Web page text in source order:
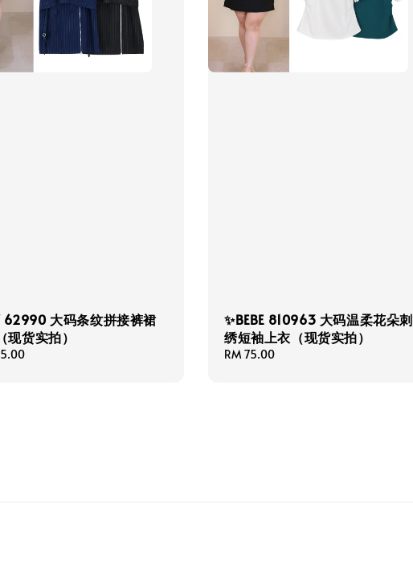
62990 大码条纹拼接裤裙
现货实拍）
✨BEBE 810963 大码温柔花朵刺
绣短袖上衣（现货实拍）
Regular
RM 75.00